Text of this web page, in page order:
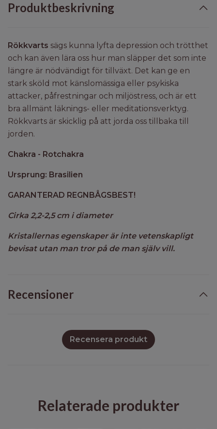
Produktbeskrivning
Rökkvarts sägs kunna lyfta depression och trötthet
och kan även lära oss hur man släpper det som inte
längre är nödvändigt för tillväxt. Det kan ge en
stark sköld mot känslomässiga eller psykiska
attacker, påfrestningar och miljöstress, och är ett
bra allmänt läknings- eller meditationsverktyg.
Rökkvarts är skicklig på att jorda oss tillbaka till
jorden.
Chakra - Rotchakra
Ursprung: Brasilien
GARANTERAD REGNBÅGSBEST!
Cirka 2,2-2,5 cm i diameter
Kristallernas egenskaper är inte vetenskapligt
bevisat utan man tror på de man själv vill.
Recensioner
Recensera produkt
Relaterade produkter